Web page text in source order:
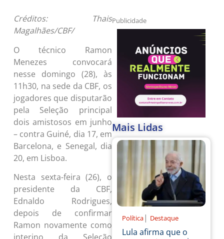
Créditos: Thais
Magalhães/CBF/
O técnico Ramon
Menezes convocará
nesse domingo (28), às
11h30, na sede da CBF, os
jogadores que disputarão
pela Seleção principal
dois amistosos em junho
– contra Guiné, dia 17, em
Barcelona, e Senegal, dia
20, em Lisboa.
Nesta sexta-feira (26), o
presidente da CBF,
Ednaldo Rodrigues,
depois de confirmar
Ramon novamente como
Publicidade
Mais Lidas
Política | Destaque
Lula afirma que o